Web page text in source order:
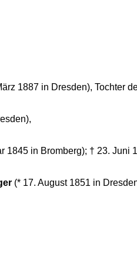
1887 in Dresden), Tochter
1845 in Bromberg); † 23. Juni
(* 17. August 1851 in